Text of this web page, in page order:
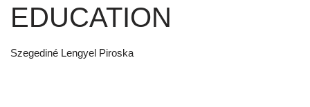
EDUCATION
Szegediné Lengyel Piroska